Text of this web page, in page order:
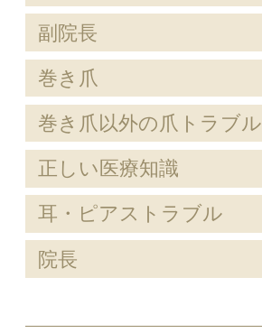
副院長
巻き爪
巻き爪以外の爪トラブル
正しい医療知識
耳・ピアストラブル
院長